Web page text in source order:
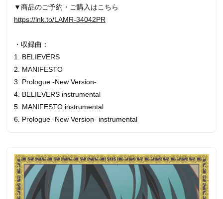
▼商品のご予約・ご購入はこちら
https://lnk.to/LAMR-34042PR
・収録曲：
1. BELIEVERS
2. MANIFESTO
3. Prologue -New Version-
4. BELIEVERS instrumental
5. MANIFESTO instrumental
6. Prologue -New Version- instrumental